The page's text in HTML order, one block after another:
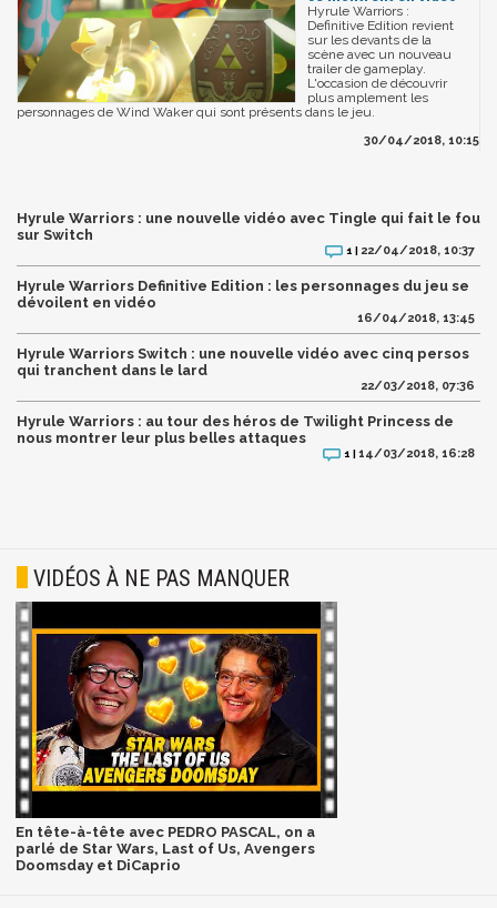
Hyrule Warriors :
Definitive Edition revient
sur les devants de la
scène avec un nouveau
trailer de gameplay.
L'occasion de découvrir
plus amplement les
personnages de Wind Waker qui sont présents dans le jeu.
30/04/2018, 10:15
Hyrule Warriors : une nouvelle vidéo avec Tingle qui fait le fou
sur Switch
1 | 22/04/2018, 10:37
Hyrule Warriors Definitive Edition : les personnages du jeu se
dévoilent en vidéo
16/04/2018, 13:45
Hyrule Warriors Switch : une nouvelle vidéo avec cinq persos
qui tranchent dans le lard
22/03/2018, 07:36
Hyrule Warriors : au tour des héros de Twilight Princess de
nous montrer leur plus belles attaques
1 | 14/03/2018, 16:28
VIDÉOS À NE PAS MANQUER
En tête-à-tête avec PEDRO PASCAL, on a
parlé de Star Wars, Last of Us, Avengers
Doomsday et DiCaprio